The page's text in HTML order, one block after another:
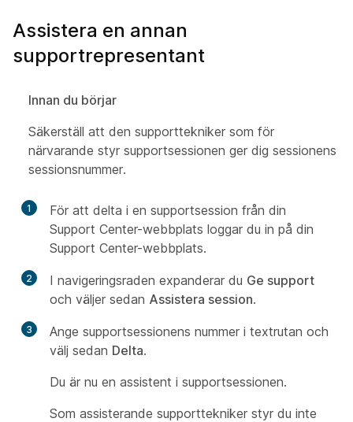
Assistera en annan
supportrepresentant
Innan du börjar
Säkerställ att den supporttekniker som för
närvarande styr supportsessionen ger dig sessionens
sessionsnummer.
1
För att delta i en supportsession från din
Support Center-webbplats loggar du in på din
Support Center-webbplats.
2 I navigeringsraden expanderar du Ge support
och väljer sedan Assistera session.
3
Ange supportsessionens nummer i textrutan och
välj sedan Delta.
Du är nu en assistent i supportsessionen.
Som assisterande supporttekniker styr du inte